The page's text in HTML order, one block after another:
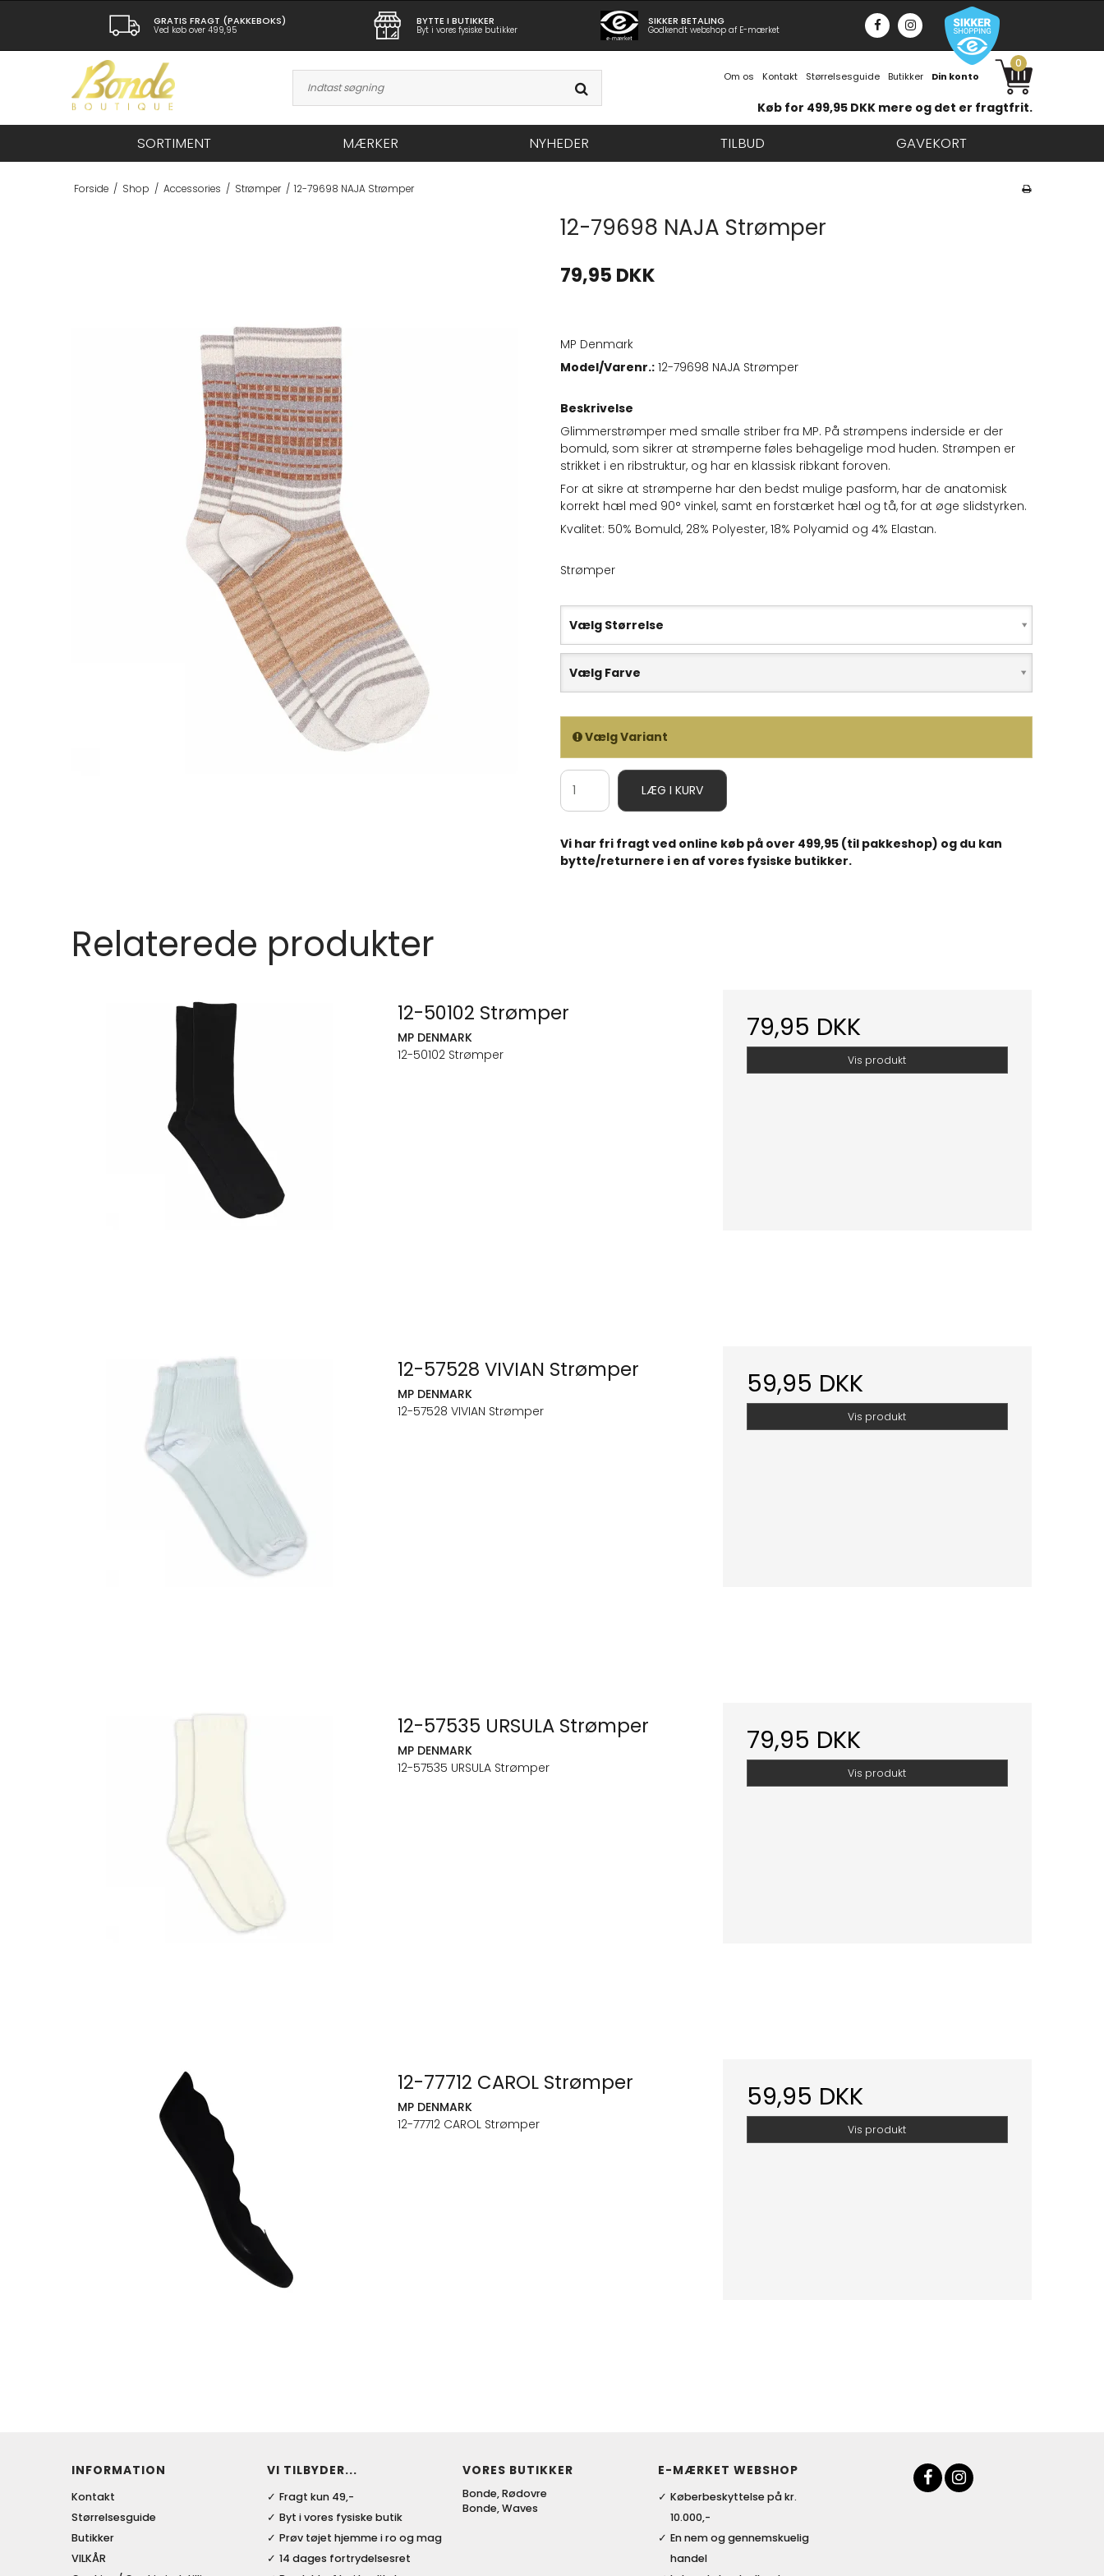
GRATIS FRAGT (PAKKEBOKS)
Ved køb over 499,95
BYTTE I BUTIKKER
Byt i vores fysiske butikker
SIKKER BETALING
Godkendt webshop af E-mærket
Om os Kontakt Størrelsesguide Butikker Din konto
0
Køb for 499,95 DKK mere og det er fragtfrit.
SORTIMENT MÆRKER NYHEDER TILBUD GAVEKORT
Forside / Shop / Accessories / Strømper / 12-79698 NAJA Strømper
12-79698 NAJA Strømper
79,95 DKK
MP Denmark
Model/Varenr.: 12-79698 NAJA Strømper
Beskrivelse
Glimmerstrømper med smalle striber fra MP. På strømpens inderside er der
bomuld, som sikrer at strømperne føles behagelige mod huden. Strømpen er
strikket i en ribstruktur, og har en klassisk ribkant foroven.
For at sikre at strømperne har den bedst mulige pasform, har de anatomisk
korrekt hæl med 90° vinkel, samt en forstærket hæl og tå, for at øge slidstyrken.
Kvalitet: 50% Bomuld, 28% Polyester, 18% Polyamid og 4% Elastan.
Strømper
Vælg Størrelse
Vælg Farve
Vælg Variant
LÆG I KURV
Vi har fri fragt ved online køb på over 499,95 (til pakkeshop) og du kan
bytte/returnere i en af vores fysiske butikker.
Relaterede produkter
12-50102 Strømper
MP DENMARK
12-50102 Strømper
79,95 DKK
Vis produkt
12-57528 VIVIAN Strømper
MP DENMARK
12-57528 VIVIAN Strømper
59,95 DKK
Vis produkt
12-57535 URSULA Strømper
MP DENMARK
12-57535 URSULA Strømper
79,95 DKK
Vis produkt
12-77712 CAROL Strømper
MP DENMARK
12-77712 CAROL Strømper
59,95 DKK
Vis produkt
INFORMATION
Kontakt
Størrelsesguide
Butikker
VILKÅR
VI TILBYDER...
Fragt kun 49,-
Byt i vores fysiske butik
Prøv tøjet hjemme i ro og mag
14 dages fortrydelsesret
VORES BUTIKKER
Bonde, Rødovre
Bonde, Waves
E-MÆRKET WEBSHOP
Køberbeskyttelse på kr.
10.000,-
En nem og gennemskuelig
handel